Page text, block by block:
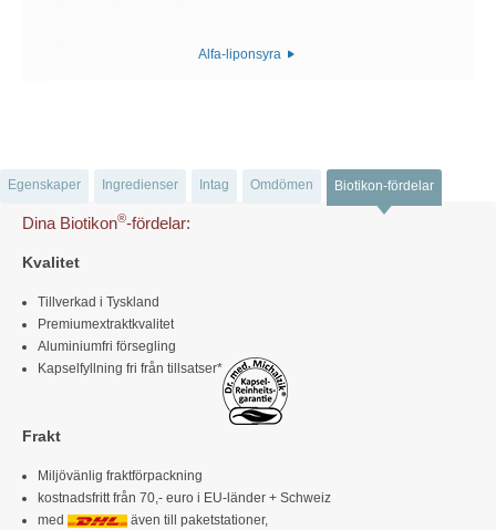
Alfa-liponsyra
Egenskaper Ingredienser Intag Omdömen Biotikon-fördelar
Dina Biotikon®-fördelar:
Kvalitet
Tillverkad i Tyskland
Premiumextraktkvalitet
Aluminiumfri försegling
Kapselfyllning fri från tillsatser*
Frakt
Miljövänlig fraktförpackning
kostnadsfritt från 70,- euro i EU-länder + Schweiz
med
även till paketstationer,